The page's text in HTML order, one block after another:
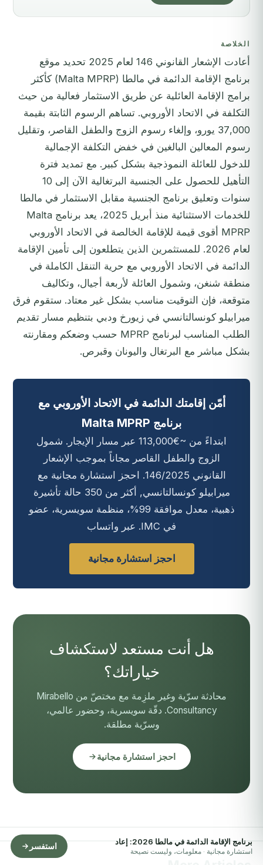
الخلاصة
أعادت الإشعار القانوني 146 لعام 2025 تحديد موقع
برنامج الإقامة الدائمة في مالطا (Malta MPRP) كأكثر
برامج الإقامة العائلية عن طريق الاستثمار فعالية من حيث
التكلفة في الاتحاد الأوروبي. تساهم الرسوم الثابتة بقيمة
37,000 يورو، وإلغاء رسوم الزوج والطفل القاصر، وتقليل
رسوم المعالين البالغين في خفض التكلفة الإجمالية
للدخول للعائلة النموذجية بشكل كبير. مع تمديد فترة
التأهيل للحصول على الجنسية البرتغالية الآن إلى 10
سنوات وتعليق برنامج الجنسية مقابل الاستثمار في مالطا
للخدمات الاستثنائية منذ أبريل 2025، يعد برنامج Malta
MPRP أقوى قيمة للإقامة الخالصة في الاتحاد الأوروبي
لعام 2026. للمستثمرين الذين يتطلعون إلى تأمين الإقامة
الدائمة في الاتحاد الأوروبي مع حرية التنقل الكاملة في
منطقة شنغن، وشمول العائلة لأربعة أجيال، وتكاليف
متوقعة، فإن التوقيت مناسب بشكل غير معتاد. ستقوم فرق
ميرابيلو كونسالتانسي في زيورخ ودبي بتنظيم مسار تقديم
الطلب المناسب لبرنامج MPRP حسب وضعكم ومقارنته
بشكل مباشر مع البرتغال واليونان وقبرص.
أمّن إقامتك الدائمة في الاتحاد الأوروبي مع
برنامج Malta MPRP
ابتداءً من ~€113,000 عبر مسار الإيجار. شمول
الزوج والطفل القاصر مجاناً بموجب الإشعار
القانوني 146/2025. احجز استشارة مجانية مع
ميرابيلو كونسالتانسي, أكثر من 350 حالة تأشيرة
ذهبية، معدل موافقة 99%، منظمة سويسرية، عضو
في IMC. عبر واتساب
احجز استشارة مجانية
هل أنت مستعد لاستكشاف
خياراتك؟
محادثة سرّية وغير ملزِمة مع مختصّ من Mirabello
Consultancy. دقّة سويسرية، وحضور عالمي،
وسرّية مطلقة.
احجز استشارة مجانية
برنامج الإقامة الدائمة في مالطا 2026: إعاد
استشارة مجانية · معلومات، وليست نصيحة
استفسر